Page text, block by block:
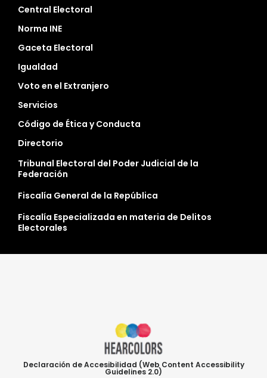
Central Electoral
Norma INE
Gaceta Electoral
Igualdad
Voto en el Extranjero
Servicios
Código de Ética y Conducta
Directorio
Tribunal Electoral del Poder Judicial de la
Federación
Fiscalía General de la República
Fiscalía Especializada en materia de Delitos
Electorales
Declaración de Accesibilidad (Web Content Accessibility
Guidelines 2.0)